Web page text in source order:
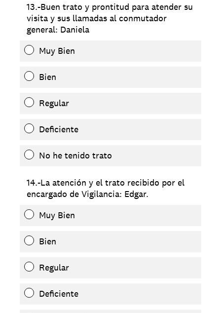
13.-Buen trato y prontitud para atender su
visita y sus llamadas al conmutador
general: Daniela
Muy Bien
Bien
Regular
Deficiente
No he tenido trato
14.-La atención y el trato recibido por el
encargado de Vigilancia: Edgar.
Muy Bien
Bien
Regular
Deficiente